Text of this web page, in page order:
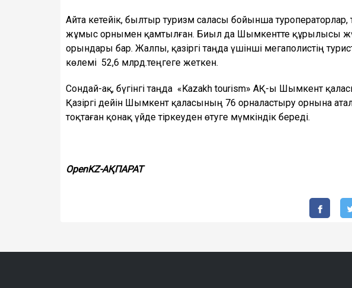
Айта кетейік, былтыр туризм саласы бойынша
жұмыс орнымен қамтылған. Биыл да Шымкентте құрылысы
орындары бар. Жалпы, қазіргі таңда үшінші мегаполистің
көлемі 52,6 млрд.теңгеге жеткен.
Сондай-ақ, бүгінгі таңда «Kazakh tourism» АҚ-ы Шымкент
Қазіргі дейін Шымкент қаласының 76 орналастыру орнына
тоқтаған қонақ үйде тіркеуден өтуге мүмкіндік береді.
OpenKZ-АҚПАРАТ